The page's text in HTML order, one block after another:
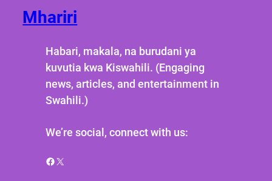
Mhariri
Habari, makala, na burudani ya
kuvutia kwa Kiswahili. (Engaging
news, articles, and entertainment in
Swahili.)
We’re social, connect with us:
Facebook X